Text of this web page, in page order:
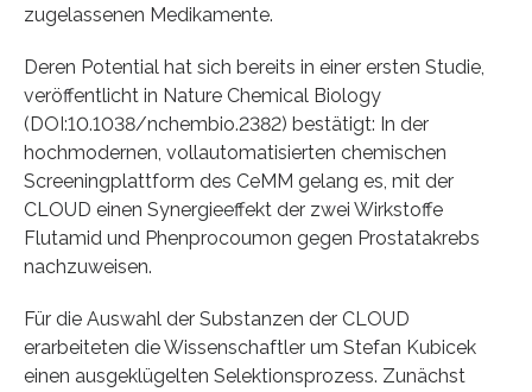
zugelassenen Medikamente.
Deren Potential hat sich bereits in einer ersten Studie,
veröffentlicht in Nature Chemical Biology
(DOI:10.1038/nchembio.2382) bestätigt: In der
hochmodernen, vollautomatisierten chemischen
Screeningplattform des CeMM gelang es, mit der
CLOUD einen Synergieeffekt der zwei Wirkstoffe
Flutamid und Phenprocoumon gegen Prostatakrebs
nachzuweisen.
Für die Auswahl der Substanzen der CLOUD
erarbeiteten die Wissenschaftler um Stefan Kubicek
einen ausgeklügelten Selektionsprozess. Zunächst